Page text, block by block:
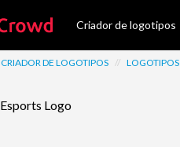
Criador de logotipos
CRIADOR DE LOGOTIPOS // LOGOTIPOS